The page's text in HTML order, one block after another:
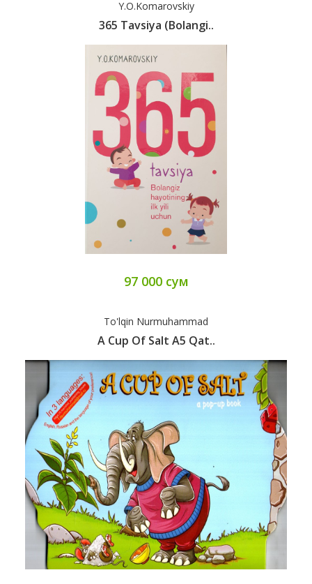
Y.O.Komarovskiy
365 Tavsiya (Bolangi..
97 000 сум
To'lqin Nurmuhammad
A Cup Of Salt А5 Qat..